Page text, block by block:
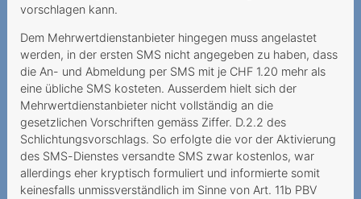
vorschlagen kann.
Dem Mehrwertdienstanbieter hingegen muss angelastet
werden, in der ersten SMS nicht angegeben zu haben, dass
die An- und Abmeldung per SMS mit je CHF 1.20 mehr als
eine übliche SMS kosteten. Ausserdem hielt sich der
Mehrwertdienstanbieter nicht vollständig an die
gesetzlichen Vorschriften gemäss Ziffer. D.2.2 des
Schlichtungsvorschlags. So erfolgte die vor der Aktivierung
des SMS-Dienstes versandte SMS zwar kostenlos, war
allerdings eher kryptisch formuliert und informierte somit
keinesfalls unmissverständlich im Sinne von Art. 11b PBV
Datenverbrauch
Nicht eingehaltenes
Werbeversprechen
(Glasfaseranschluss)
Rückerstattung der Kosten
trotz erfolgter Anmeldung